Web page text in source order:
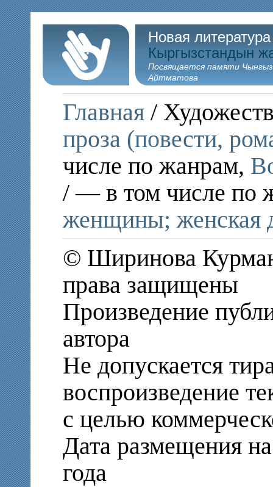
Новая
Кыргызстандын
Посвящается памяти
Айтматова
Главная /
проза (повести,
числе по жанрам,
/ — в том числе по
женщины; женская
© Ширинова
права защищены
Произведение
автора
Не допускается
воспроизведение
с целью
Дата размещения
года